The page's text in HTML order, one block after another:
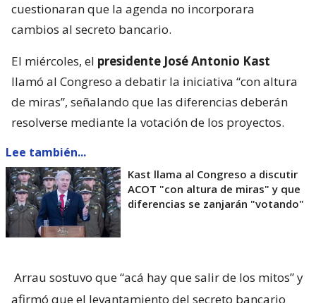
cuestionaran que la agenda no incorporara
cambios al secreto bancario.
El miércoles, el presidente José Antonio Kast
llamó al Congreso a debatir la iniciativa “con altura
de miras”, señalando que las diferencias deberán
resolverse mediante la votación de los proyectos.
Lee también...
Kast llama al Congreso a discutir
ACOT "con altura de miras" y que
diferencias se zanjarán "votando"
Arrau sostuvo que “acá hay que salir de los mitos” y
afirmó que el levantamiento del secreto bancario